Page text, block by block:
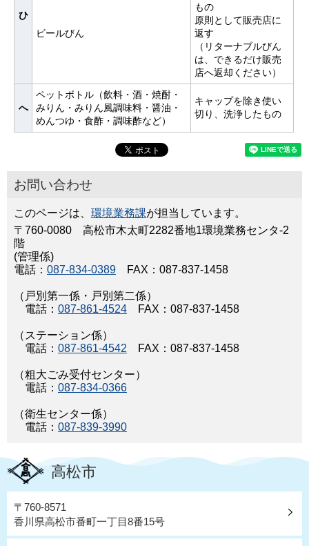
ひ
ビールびん
もの
原則として販売店に
返す
（リターナブルびん
は、できるだけ販売
店へ返却ください）
へ
ペットボトル（飲料・酒・焼酎・
みりん・みりん風調味料・醤油・
めんつゆ・食酢・調味酢など）
キャップを除き使い
切り、洗浄したもの
お問い合わせ
このページは、 環境業務課が担当しています。
〒760-0080 高松市木太町2282番地1環境業務センタ-2
階
(管理係)
電話： 087-834-0389 FAX：087-837-1458
（戸別第一係・戸別第二係）
電話： 087-861-4524 FAX：087-837-1458
（ステーション係）
電話： 087-861-4542 FAX：087-837-1458
（粗大ごみ受付センター）
電話： 087-834-0366
（衛生センター係）
電話： 087-839-3990
高松市
〒760-8571
香川県高松市番町一丁目8番15号